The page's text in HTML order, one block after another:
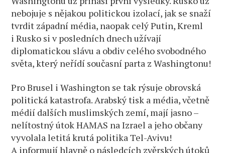
nebojuje s nějakou politickou izolací, jak se snaží
tvrdit západní média, naopak celý Putin, Kreml
i Rusko si v posledních dnech užívají
diplomatickou slávu a obdiv celého svobodného
světa, který neřídí současní parta z Washingtonu!
Pro Brusel i Washington se tak rýsuje obrovská
politická katastrofa. Arabský tisk a média, včetně
médií dalších muslimských zemí, mají jasno –
nelítostný útok HAMAS na Izrael a jeho občany
vyvolala letitá krutá politika Tel-Avivu!
A informují hlavně o následcích zvěrských útoků